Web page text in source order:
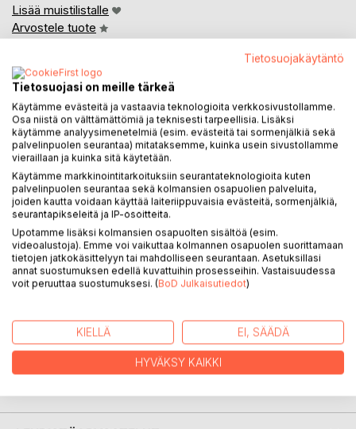
Lisää muistilistalle
Arvostele tuote
KUVAUS
Kirja kertoo Helsingin postitoimipaikkojen kehityksen
vuosista 1965/66 aina vuoteen 2020.
Tämä kirja on Helsingin postitoimipaikat kirjasarjan kolmas
osa.
Posti- ja telelaitos muuttui liikelaitokseksi 1.1.1990.
supistumisena ja toimipaikkojen muuttumisena yrittäjä
posteiksi.
Tietosuojakäytäntö
Tietosuojasi on meille tärkeä
Käytämme evästeitä ja vastaavia teknologioita verkkosivustollamme.
Osa niistä on välttämättömiä ja teknisesti tarpeellisia. Lisäksi
käytämme analyysimenetelmiä (esim. evästeitä tai sormenjälkiä sekä
palvelinpuolen seurantaa) mitataksemme, kuinka usein sivustollamme
vieraillaan ja kuinka sitä käytetään.
Käytämme markkinointitarkoituksiin seurantateknologioita kuten
palvelinpuolen seurantaa sekä kolmansien osapuolien palveluita,
joiden kautta voidaan käyttää laiteriippuvaisia evästeitä, sormenjälkiä,
seurantapikseleitä ja IP-osoitteita.
Upotamme lisäksi kolmansien osapuolten sisältöä (esim.
videoalustoja). Emme voi vaikuttaa kolmannen osapuolen suorittamaan
tietojen jatkokäsittelyyn tai mahdolliseen seurantaan. Asetuksillasi
annat suostumuksen edellä kuvattuihin prosesseihin. Vastaisuudessa
voit peruuttaa suostumuksesi. (BoD Julkaisutiedot)
KIELLÄ EI, SÄÄDÄ
HYVÄKSY KAIKKI